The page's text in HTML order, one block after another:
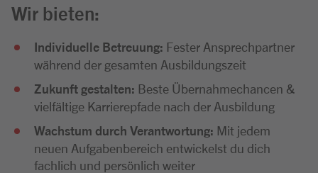
Wir bieten:
Individuelle Betreuung: Fester Ansprechpartner
während der gesamten Ausbildungszeit
Zukunft gestalten: Beste Übernahmechancen &
vielfältige Karrierepfade nach der Ausbildung
Wachstum durch Verantwortung: Mit jedem
neuen Aufgabenbereich entwickelst du dich
fachlich und persönlich weiter